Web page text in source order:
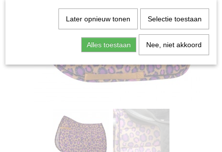
Later opnieuw tonen Selectie toestaan
Alles toestaan Nee, niet akkoord